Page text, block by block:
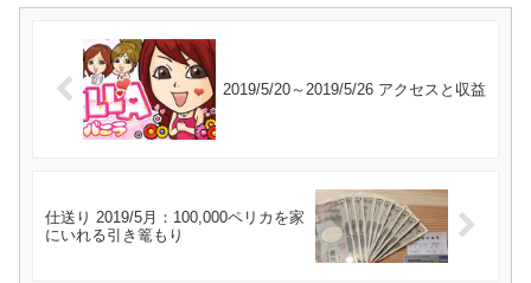
2019/5/20～2019/5/26 アクセスと収益
仕送り 2019/5月：100,000ペリカを家
にいれる引き篭もり